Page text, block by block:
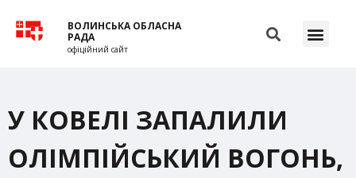
ВОЛИНСЬКА ОБЛАСНА
РАДА
офіційний сайт
У КОВЕЛІ ЗАПАЛИЛИ
ОЛІМПІЙСЬКИЙ ВОГОНЬ,